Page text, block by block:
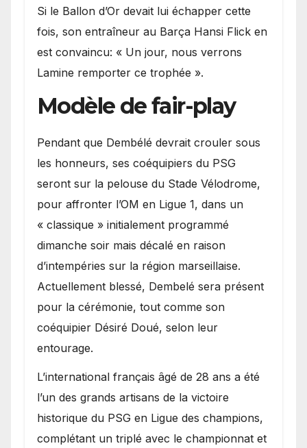
Si le Ballon d’Or devait lui échapper cette
fois, son entraîneur au Barça Hansi Flick en
est convaincu: « Un jour, nous verrons
Lamine remporter ce trophée ».
Modèle de fair-play
Pendant que Dembélé devrait crouler sous
les honneurs, ses coéquipiers du PSG
seront sur la pelouse du Stade Vélodrome,
pour affronter l’OM en Ligue 1, dans un
« classique » initialement programmé
dimanche soir mais décalé en raison
d’intempéries sur la région marseillaise.
Actuellement blessé, Dembelé sera présent
pour la cérémonie, tout comme son
coéquipier Désiré Doué, selon leur
entourage.
L’international français âgé de 28 ans a été
l’un des grands artisans de la victoire
historique du PSG en Ligue des champions,
complétant un triplé avec le championnat et